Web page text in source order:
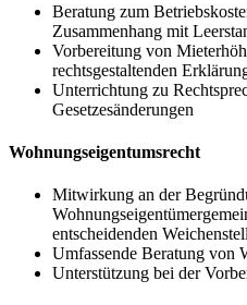
Beratung zum
Zusammenhang mit
Vorbereitung von
rechtsgestaltenden
Unterrichtung zu
Gesetzesänderungen
Wohnungseigentumsrecht
Mitwirkung an der
entscheidenden
Umfassende Beratung von
Unterstützung bei der